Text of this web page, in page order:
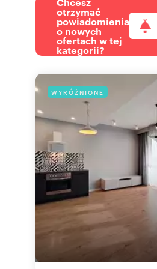
otrzymać
powiadomienia
o nowych
ofertach w tej
kategorii?
WYRÓŻNIONE